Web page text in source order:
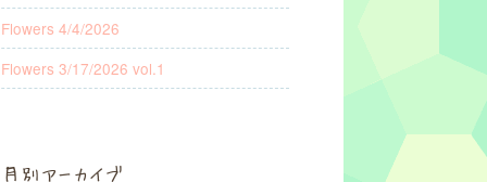
4/4/2026
3/17/2026 vol.1
月別アーカイブ